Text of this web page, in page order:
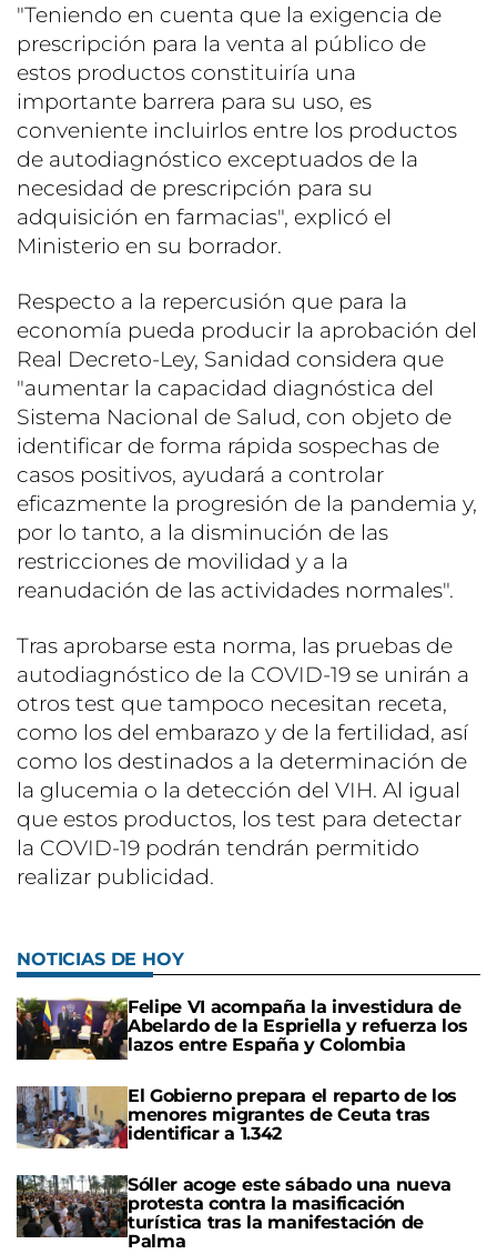
"Teniendo en cuenta que la exigencia de
prescripción para la venta al público de
estos productos constituiría una
importante barrera para su uso, es
conveniente incluirlos entre los productos
de autodiagnóstico exceptuados de la
necesidad de prescripción para su
adquisición en farmacias", explicó el
Ministerio en su borrador.
Respecto a la repercusión que para la
economía pueda producir la aprobación del
Real Decreto-Ley, Sanidad considera que
"aumentar la capacidad diagnóstica del
Sistema Nacional de Salud, con objeto de
identificar de forma rápida sospechas de
casos positivos, ayudará a controlar
eficazmente la progresión de la pandemia y,
por lo tanto, a la disminución de las
restricciones de movilidad y a la
reanudación de las actividades normales".
Tras aprobarse esta norma, las pruebas de
autodiagnóstico de la COVID-19 se unirán a
otros test que tampoco necesitan receta,
como los del embarazo y de la fertilidad, así
como los destinados a la determinación de
la glucemia o la detección del VIH. Al igual
que estos productos, los test para detectar
la COVID-19 podrán tendrán permitido
realizar publicidad.
NOTICIAS DE HOY
Felipe VI acompaña la investidura de
Abelardo de la Espriella y refuerza los
lazos entre España y Colombia
El Gobierno prepara el reparto de los
menores migrantes de Ceuta tras
identificar a 1.342
Sóller acoge este sábado una nueva
protesta contra la masificación
turística tras la manifestación de
Palma